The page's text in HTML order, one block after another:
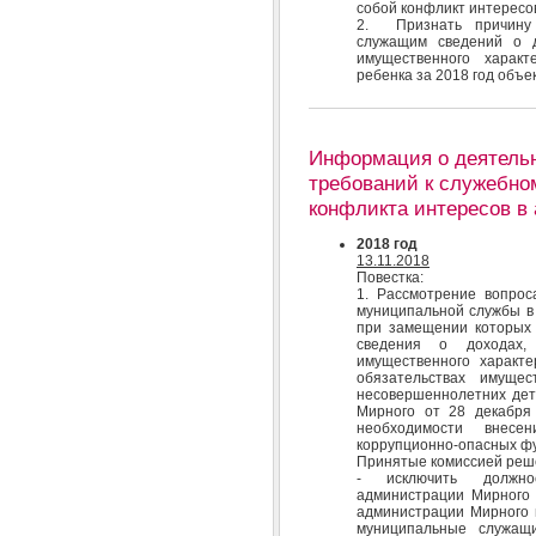
собой конфликт
2. Признать причину
служащим сведений о
имущественного
ребенка за 2018 год
Информация о
требований к
конфликта интересов
2018 год
13.11.2018
Повестка:
1. Рассмотрение
муниципальной службы
при замещении
сведения о доходах,
имущественного
обязательствах
несовершеннолетних
Мирного от 28
необходимости
коррупционно-опасных
Принятые комиссией
- исключить
администрации
администрации
муниципальные